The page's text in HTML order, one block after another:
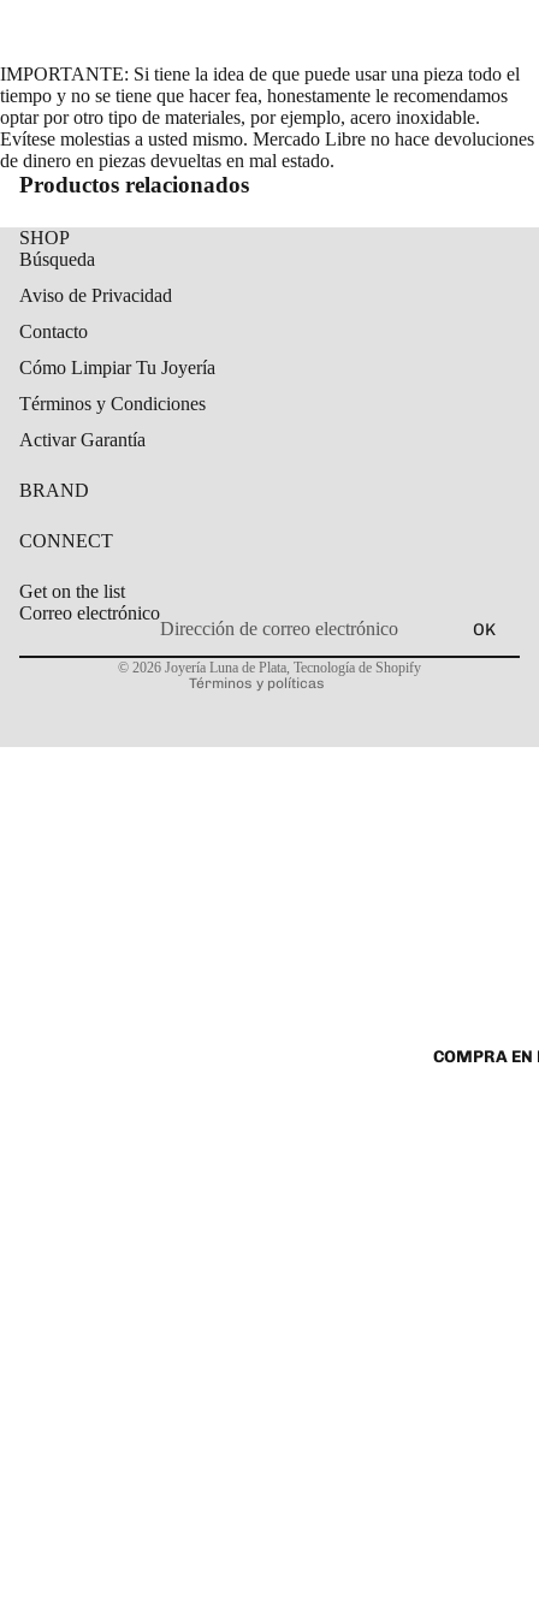
COMPRA EN
IMPORTANTE: Si tiene la idea de que puede usar una pieza todo el
tiempo y no se tiene que hacer fea, honestamente le recomendamos
optar por otro tipo de materiales, por ejemplo, acero inoxidable.
Evítese molestias a usted mismo. Mercado Libre no hace devoluciones
de dinero en piezas devueltas en mal estado.
Productos relacionados
SHOP
Búsqueda
Aviso de Privacidad
Contacto
Cómo Limpiar Tu Joyería
Términos y Condiciones
Activar Garantía
BRAND
CONNECT
Get on the list
Correo electrónico
OK
© 2026 Joyería Luna de Plata Tecnología de Shopify
Términos y políticas
Política de privacidad